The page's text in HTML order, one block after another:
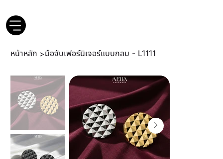
หน้าหลัก >มือจับเฟอร์นิเจอร์แบบกลม - L1111